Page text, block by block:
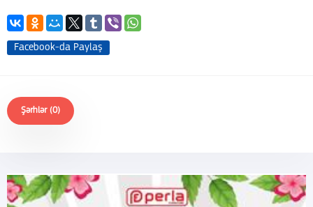
Facebook-da Paylaş
Şərhlər (0)